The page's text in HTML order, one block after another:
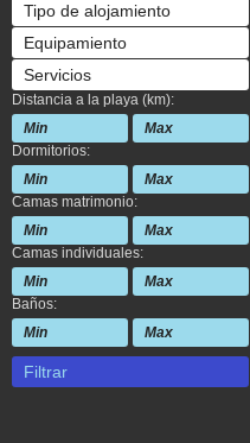
Tipo de alojamiento
Equipamiento
Servicios
Distancia a la playa (km):
Dormitorios:
Camas matrimonio:
Camas individuales:
Baños:
Filtrar